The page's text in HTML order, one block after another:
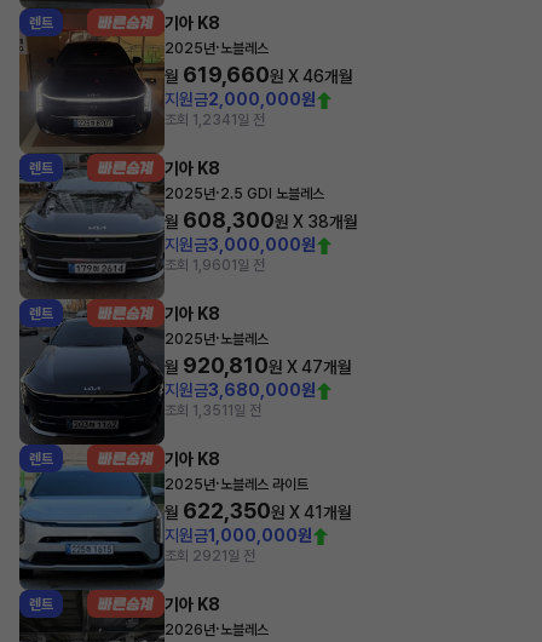
렌트 기아 K8
2025년·노블레스
월 619,660원 X46개월
지원금2,000,000원
조회 1,2341일 전
렌트 기아 K8
2025년·2.5 GDI 노블레스
월 608,300원 X 38개월
지원금3,000,000원
조회 1,9601일 전
렌트 기아 K8
2025년·노블레스
월 920,810원 X47개월
지원금3,680,000원
조회 1,351 1일 전
렌트 기아 K8
2025년·노블레스 라이트
월 622,350원 X41개월
지원금1,000,000원
조회 2921일 전
렌트 기아 K8
2026년·노블레스